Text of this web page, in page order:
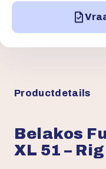
Productdetails
Belakos
XL 51 –